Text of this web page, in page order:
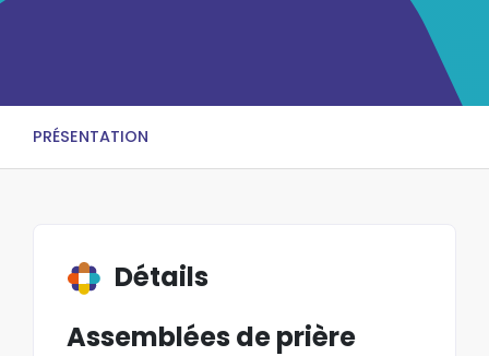
PRÉSENTATION
Détails
Assemblées de prière